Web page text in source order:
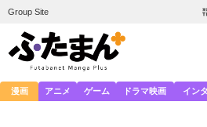
Group Site
漫画 アニメ ゲーム ドラマ映画 イン